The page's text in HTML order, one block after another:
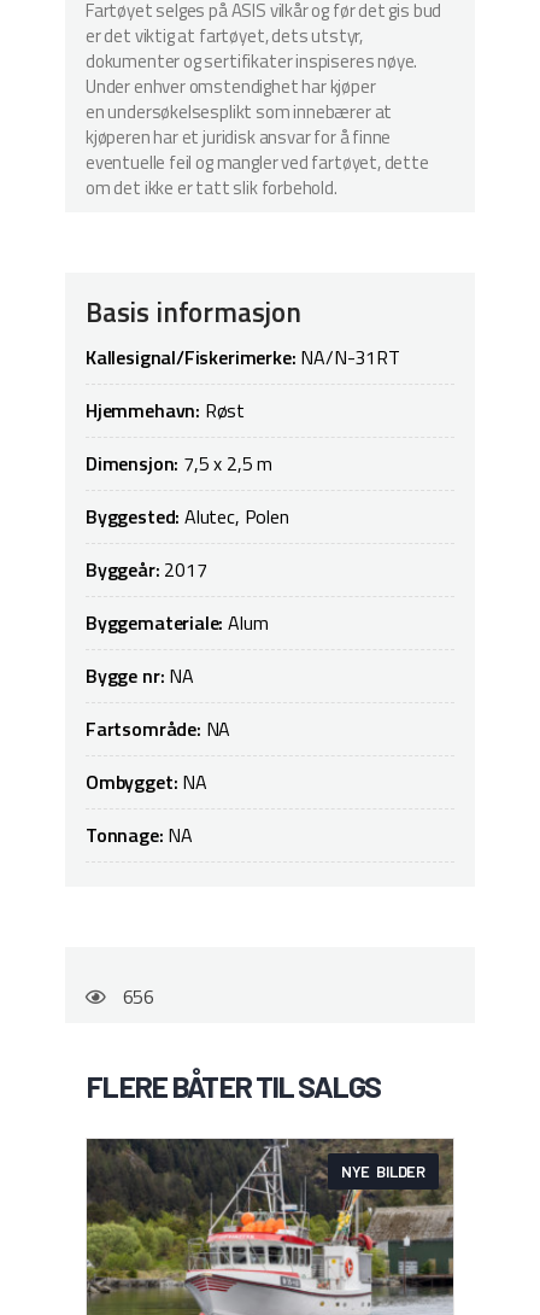
Fartøyet selges på ASIS vilkår og før det gis bud
er det viktig at fartøyet, dets utstyr,
dokumenter og sertifikater inspiseres nøye.
Under enhver omstendighet har kjøper
en undersøkelsesplikt som innebærer at
kjøperen har et juridisk ansvar for å finne
eventuelle feil og mangler ved fartøyet, dette
om det ikke er tatt slik forbehold.
Basis informasjon
Kallesignal/Fiskerimerke: NA/N-31RT
Hjemmehavn: Røst
Dimensjon: 7,5 x 2,5 m
Byggested:Alutec, Polen
Byggeår: 2017
Byggemateriale:Alum
Bygge nr: NA
Fartsområde: NA
Ombygget: NA
Tonnage: NA
656
FLERE BÅTER TIL SALGS
NYE BILDER